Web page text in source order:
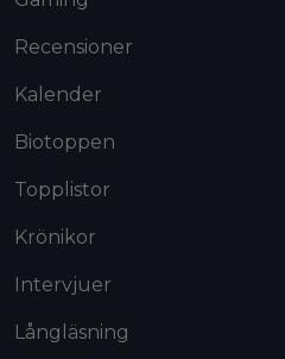
Recensioner
Kalender
Biotoppen
Topplistor
Krönikor
Intervjuer
Långläsning